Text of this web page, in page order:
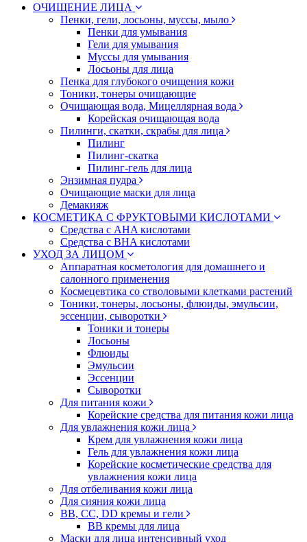
ОЧИЩЕНИЕ ЛИЦА
Пенки, гели, лосьоны, муссы, мыло
Пенки для умывания
Гели для умывания
Муссы для умывания
Лосьоны для лица
Пенка для глубокого очищения кожи
Тоники, тонеры очищающие
Очищающая вода, Мицеллярная вода
Корейская очищающая вода
Пилинги, скатки, скрабы для лица
Пилинг
Пилинг-скатка
Пилинг-гель для лица
Энзимная пудра
Очищающие маски для лица
Демакияж
КОСМЕТИКА С ФРУКТОВЫМИ КИСЛОТАМИ
Средства с AHA кислотами
Средства с BHA кислотами
УХОД ЗА ЛИЦОМ
Аппаратная косметология для домашнего и
салонного применения
Космецевтика со стволовыми клетками растений
Тоники, тонеры, лосьоны, флюиды, эмульсии,
эссенции, сыворотки
Тоники и тонеры
Лосьоны
Флюиды
Эмульсии
Эссенции
Сыворотки
Для питания кожи
Корейские средства для питания кожи лица
Для увлажнения кожи лица
Крем для увлажнения кожи лица
Гель для увлажнения кожи лица
Корейские косметические средства для
увлажнения кожи лица
Для отбеливания кожи лица
Для сияния кожи лица
BB, CC, DD кремы и гели
BB кремы для лица
Маски для лица интенсивный уход